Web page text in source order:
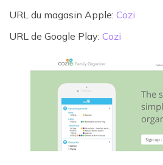
URL du magasin Apple: Cozi
URL de Google Play: Cozi